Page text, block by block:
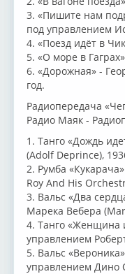
3. «Пишите нам
под управлением
4. «Поезд идёт в
5. «О море в
6. «Дорожная» -
год.
Радиопередача
Радио Маяк -
1. Танго «Дождь
(Adolf Deprince),
2. Румба
Roy And His
3. Вальс «Два
Марека Вебера
4. Танго «Женщина
управлением
5. Вальс
управлением Дино